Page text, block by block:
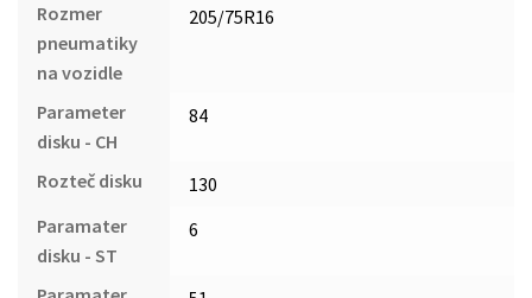
Rozmer
pneumatiky
na vozidle
205/75R16
Parameter
disku - CH
84
Rozteč disku
130
Paramater
disku - ST
6